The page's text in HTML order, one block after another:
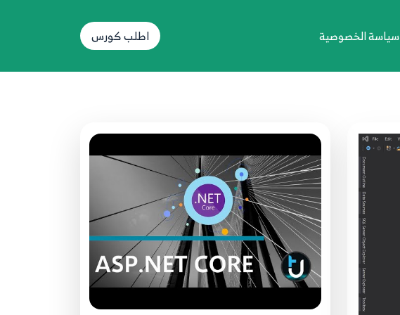
سياسة الخصوصية اطلب كورس
017.16. استخدام ملف الاعدادات
ASP.NET Core - Use AppSettings File
19
019.18. ملف مصادر المشروع ASP.NET
Core - Resources File
5:07
20
020. 19. ما هو نمط ASP.NET Core
What is MVC Pattern
4:47
021.20. انشاء نواة المشروع ASP.NET